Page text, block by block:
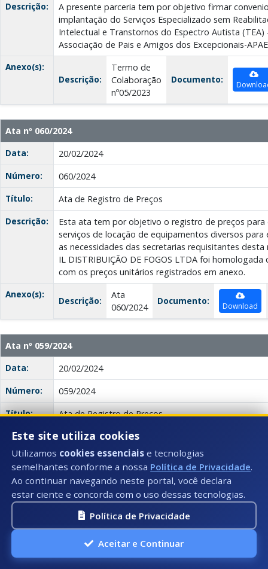
Descrição:
A presente parceria tem por objetivo firmar
implantação do Serviços Especializado sem
Intelectual e Transtornos do Espectro Autista (TEA)
Associação de Pais e Amigos dos Excepcionais-
Anexo(s):
Descrição:
Termo de
Colaboração
nº05/2023
Documento:
Ata nº 060/2024
Data:
20/02/2024
Número:
060/2024
Título:
Ata de Registro de Preços
Descrição:
Esta ata tem por objetivo o registro de preços para
serviços de locação de equipamentos diversos
as necessidades das secretarias requisitantes desta
IL DISTRIBUIÇÃO DE FOGOS LTDA foi
com os preços unitários registrados em anexo.
Anexo(s):
Descrição:
Ata
060/2024
Documento: Download
Ata nº 059/2024
Data:
20/02/2024
Número:
059/2024
Título:
Ata de Registro de Preços
Descrição:
A ata registra os preços da empresa ATS
serviços de locação de equipamentos diversos
às necessidades das secretarias requisitantes da
foram homologados no Pregão Eletrônico nº 094/
para contratações futuras.
Anexo(s):
Descrição:
059/2024
Documento:
Ata nº 058/2024
Este site utiliza cookies
Utilizamos cookies essenciais e tecnologias
semelhantes conforme a nossa Política de Privacidade.
Ao continuar navegando neste portal, você declara
estar ciente e concorda com o uso dessas tecnologias.
Política de Privacidade
Aceitar e Continuar